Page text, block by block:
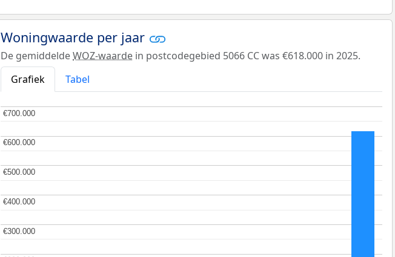
Woningwaarde per jaar
De gemiddeldeWOZ-waarde in postcodegebied 5066 CC was €618.000 in 2025.
Grafiek
Tabel
€300.000
€300.000
€400.000
€400.000
€500.000
€500.000
€600.000
€600.000
€700.000
€700.000